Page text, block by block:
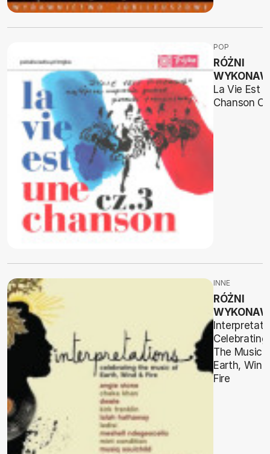
POP
RÓŻNI
La Vie Est
Chanson
INNE
RÓŻNI
Celebrating
The Music
Earth, Wind
Fire